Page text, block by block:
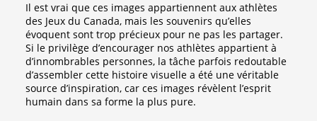
Il est vrai que ces images appartiennent aux athlètes
des Jeux du Canada, mais les souvenirs qu’elles
évoquent sont trop précieux pour ne pas les partager.
Si le privilège d’encourager nos athlètes appartient à
d’innombrables personnes, la tâche parfois redoutable
d’assembler cette histoire visuelle a été une véritable
source d’inspiration, car ces images révèlent l’esprit
humain dans sa forme la plus pure.